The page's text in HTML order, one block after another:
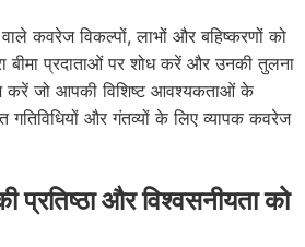
वाले कवरेज विकल्पों, लाभों और बहिष्करणों को
बीमा प्रदाताओं पर शोध करें और उनकी तुलना
करें जो आपकी विशिष्ट आवश्यकताओं के
और गंतव्यों के लिए व्यापक कवरेज
प्रतिष्ठा और विश्वसनीयता को